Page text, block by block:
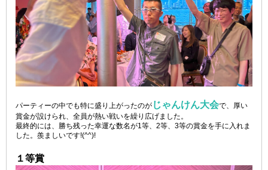
パーティーの中でも特に盛り上がったのが じゃんけん大会で、厚い
賞金が設けられ、全員が熱い戦いを繰り広げました。
最終的には、勝ち残った幸運な数名が1等、2等、3等の賞金を手に入れま
した。羨ましいです!(^^)!
１等賞